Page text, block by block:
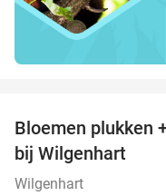
Bloemen plukken
bij Wilgenhart
Wilgenhart